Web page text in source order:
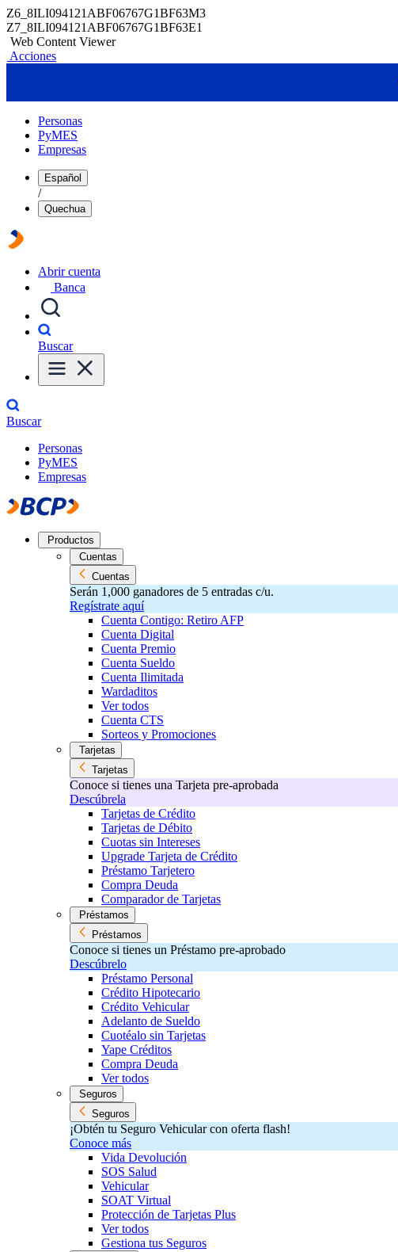
Z6_8ILI094121ABF06767G1BF63M3
Z7_8ILI094121ABF06767G1BF63E1
Web Content Viewer
Acciones
Personas
PyMES
Empresas
Español
/
Quechua
Abrir cuenta
Banca
Buscar
Buscar
Personas
PyMES
Empresas
Productos
Cuentas
Cuentas
Serán 1,000 ganadores de 5 entradas c/u.
Regístrate aquí
Cuenta Contigo: Retiro AFP
Cuenta Digital
Cuenta Premio
Cuenta Sueldo
Cuenta Ilimitada
Wardaditos
Ver todos
Cuenta CTS
Sorteos y Promociones
Tarjetas
Tarjetas
Conoce si tienes una Tarjeta pre-aprobada
Descúbrela
Tarjetas de Crédito
Tarjetas de Débito
Cuotas sin Intereses
Upgrade Tarjeta de Crédito
Préstamo Tarjetero
Compra Deuda
Comparador de Tarjetas
Préstamos
Préstamos
Conoce si tienes un Préstamo pre-aprobado
Descúbrelo
Préstamo Personal
Crédito Hipotecario
Crédito Vehicular
Adelanto de Sueldo
Cuotéalo sin Tarjetas
Yape Créditos
Compra Deuda
Ver todos
Seguros
Seguros
¡Obtén tu Seguro Vehicular con oferta flash!
Conoce más
Vida Devolución
SOS Salud
Vehicular
SOAT Virtual
Protección de Tarjetas Plus
Ver todos
Gestiona tus Seguros